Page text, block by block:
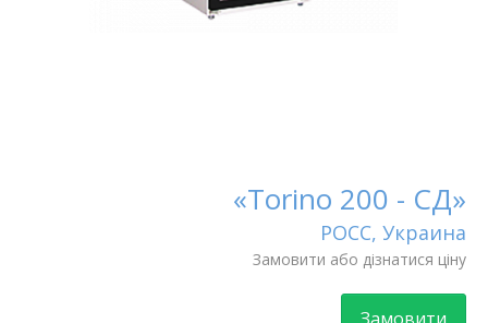
«Torino 200 - СД»
РОСС, Украина
Замовити або дізнатися ціну